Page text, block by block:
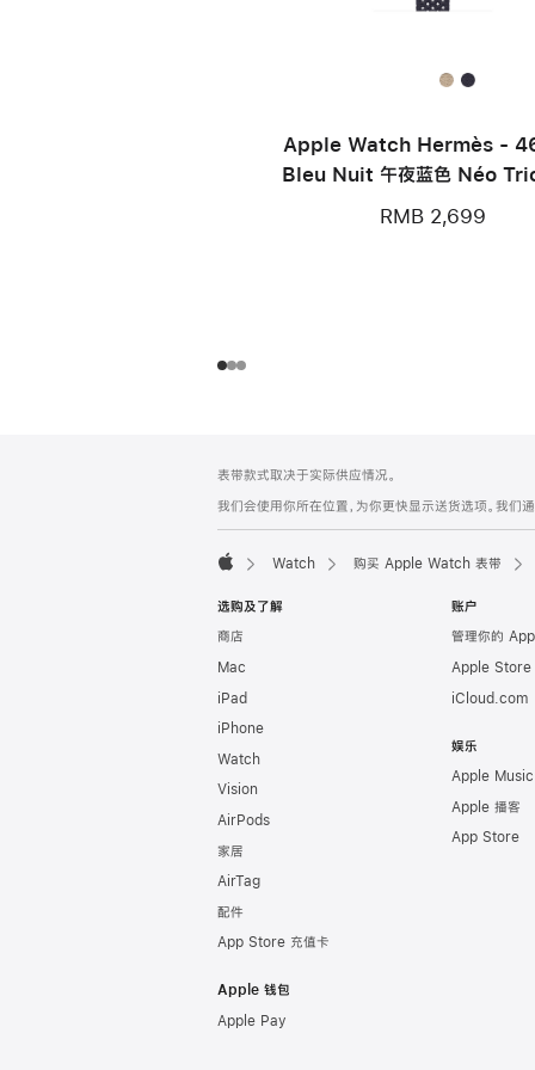
Apple Watch Hermès -
Bleu Nuit 午夜蓝色 Néo
RMB 2,699
页
页
注
表带款式取决于实际供应情况。
我们会使用你所在位置，为你更快显示送货选项。我
Watch 购买 Apple Watch 表带
选购及了解
商店
Mac
iPad
iPhone
Watch
Vision
AirPods
家居
AirTag
配件
App Store 充值卡
Apple 钱包
Apple Pay
账户
管理你的
Apple Store
iCloud.com
娱乐
Apple Music
Apple 播客
App Store